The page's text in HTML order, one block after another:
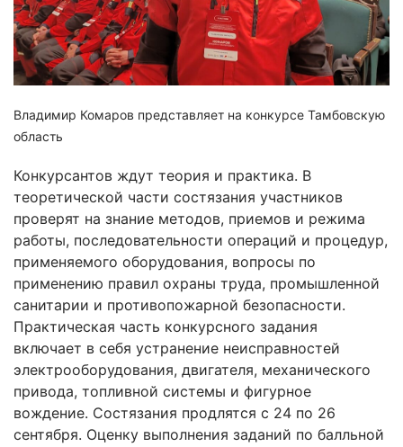
Владимир Комаров представляет на конкурсе Тамбовскую
область
Конкурсантов ждут теория и практика. В
теоретической части состязания участников
проверят на знание методов, приемов и режима
работы, последовательности операций и процедур,
применяемого оборудования, вопросы по
применению правил охраны труда, промышленной
санитарии и противопожарной безопасности.
Практическая часть конкурсного задания
включает в себя устранение неисправностей
электрооборудования, двигателя, механического
привода, топливной системы и фигурное
вождение. Состязания продлятся с 24 по 26
сентября. Оценку выполнения заданий по балльной